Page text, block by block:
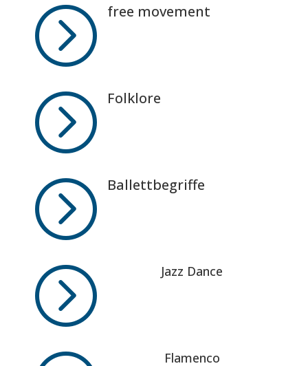
= free movement
= Folklore
= Ballettbegriffe
= Jazz Dance
Flamenco